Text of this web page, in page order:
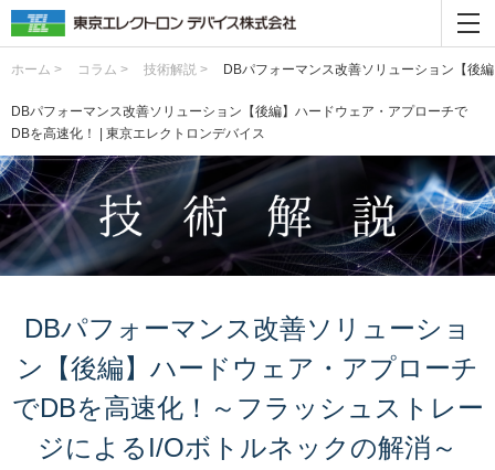
ホーム > コラム > 技術解説 > DBパフォーマンス改善ソリューション【後
DBパフォーマンス改善ソリューション【後編】ハードウェア・アプローチで
DBを高速化！ | 東京エレクトロンデバイス
DBパフォーマンス改善ソリューショ
ン【後編】ハードウェア・アプローチ
でDBを高速化！～フラッシュストレー
ジによるI/Oボトルネックの解消～